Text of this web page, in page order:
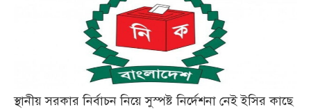
স্থানীয় সরকার নির্বাচন নিয়ে সুস্পষ্ট নির্দেশনা নেই ইসির কাছে